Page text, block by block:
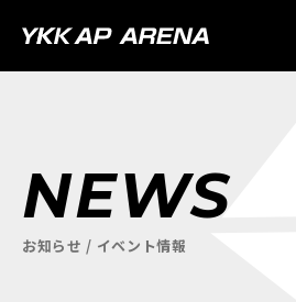
NEWS
お知らせ / イベント情報